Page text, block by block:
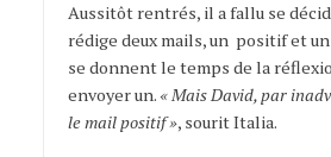
Aussitôt rentrés, il a fallu se
rédige deux mails, un positif et
se donnent le temps de la
envoyer un. « Mais David, par
le mail positif », sourit Italia.